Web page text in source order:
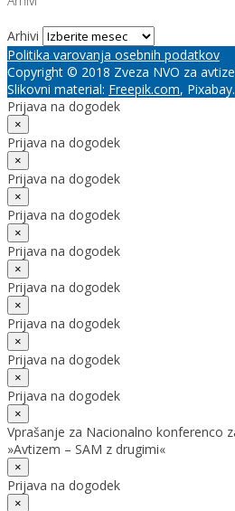
Arhivi
Politika varovanja osebnih podatkov
Copyright © 2018 Zveza NVO za
Slikovni material: Freepik.com,
Prijava na dogodek
×
Prijava na dogodek
×
Prijava na dogodek
×
Prijava na dogodek
×
Prijava na dogodek
×
Prijava na dogodek
×
Prijava na dogodek
×
Prijava na dogodek
×
Prijava na dogodek
×
Vprašanje za Nacionalno konferenco
»Avtizem – SAM z drugimi«
×
Prijava na dogodek
×